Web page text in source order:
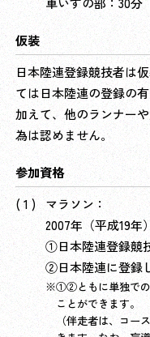
仮装
日本陸連登録競技者は
ては日本陸連の登録の
加えて、他のランナー
為は認めません。
参加資格
マラソン：
2007年（平成19年
①日本陸連登録競
②日本陸連に登録
①②ともに単独での
ことができます。
（伴走者は、コー